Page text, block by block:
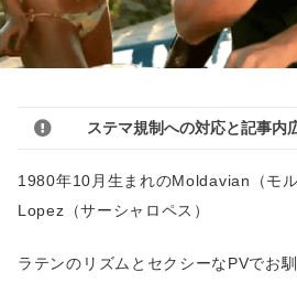
ステマ規制への対応と記事内
1980年10月生まれのMoldavian（モ
Lopez（サーシャロペス）
ラテンのリズムとセクシーなPVでお